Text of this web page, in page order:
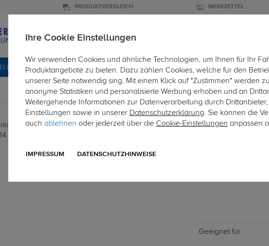
PRODUKTVERGLEICH MERKZETTEL
ELEKTROSÄTZE DACHTRÄGER DACHBOXEN FAHRRADTRÄGER ZUBEHÖR
Art.-Nr. aAU344-19
Auto Hak
abnehmbares
Geeignet für
Ihre Cookie Einstellungen
Wir verwenden Cookies und ähnliche Technologien, um Ihnen für Ihr
Produktangebote zu bieten. Dazu zählen Cookies, welche für den
unserer Seite notwendig sing. Mit einem Klick auf "Zustimmen" werden
anonyme Statistiken und personalisierte Werbung erhoben und an
Weitergehende Informationen zur Datenverarbeitung durch
Einstellungen sowie in unserer Datenschutzerklärung. Sie können die
auch ablehnen oder jederzeit über die Cookie-Einstellungen anpassen
IMPRESSUM DATENSCHUTZHINWEISE